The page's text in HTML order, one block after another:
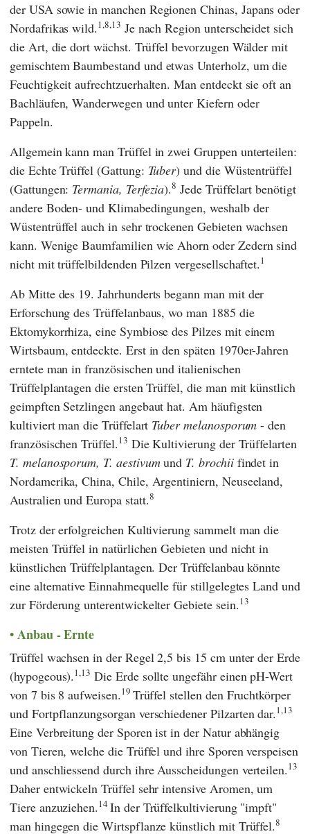
der USA sowie in manchen Regionen Chinas, Japans oder
Nordafrikas wild.1,8,13 Je nach Region unterscheidet sich
die Art, die dort wächst. Trüffel bevorzugen Wälder mit
gemischtem Baumbestand und etwas Unterholz, um die
Feuchtigkeit aufrechtzuerhalten. Man entdeckt sie oft an
Bachläufen, Wanderwegen und unter Kiefern oder
Pappeln.
Allgemein kann man Trüffel in zwei Gruppen unterteilen:
die Echte Trüffel (Gattung: Tuber) und die Wüstentrüffel
(Gattungen: Termania, Terfezia).8 Jede Trüffelart benötigt
andere Boden- und Klimabedingungen, weshalb der
Wüstentrüffel auch in sehr trockenen Gebieten wachsen
kann. Wenige Baumfamilien wie Ahorn oder Zedern sind
nicht mit trüffelbildenden Pilzen vergesellschaftet.1
Ab Mitte des 19. Jahrhunderts begann man mit der
Erforschung des Trüffelanbaus, wo man 1885 die
Ektomykorrhiza, eine Symbiose des Pilzes mit einem
Wirtsbaum, entdeckte. Erst in den späten 1970er-Jahren
erntete man in französischen und italienischen
Trüffelplantagen die ersten Trüffel, die man mit künstlich
geimpften Setzlingen angebaut hat. Am häufigsten
kultiviert man die Trüffelart Tuber melanosporum - den
französischen Trüffel.13 Die Kultivierung der Trüffelarten
T. melanosporum, T. aestivumund T. brochii findet in
Nordamerika, China, Chile, Argentiniern, Neuseeland,
Australien und Europa statt.8
Trotz der erfolgreichen Kultivierung sammelt man die
meisten Trüffel in natürlichen Gebieten und nicht in
künstlichen Trüffelplantagen. Der Trüffelanbau könnte
eine alternative Einnahmequelle für stillgelegtes Land und
zur Förderung unterentwickelter Gebiete sein.13
Anbau - Ernte
Trüffel wachsen in der Regel 2,5 bis 15 cm unter der Erde
(hypogeous).1,13 Die Erde sollte ungefähr einen pH-Wert
von 7 bis 8 aufweisen.19 Trüffel stellen den Fruchtkörper
und Fortpflanzungsorgan verschiedener Pilzarten dar.1,13
Eine Verbreitung der Sporen ist in der Natur abhängig
von Tieren, welche die Trüffel und ihre Sporen verspeisen
und anschliessend durch ihre Ausscheidungen verteilen.13
Daher entwickeln Trüffel sehr intensive Aromen, um
Tiere anzuziehen.14 In der Trüffelkultivierung "impft"
man hingegen die Wirtspflanze künstlich mit Trüffel.8